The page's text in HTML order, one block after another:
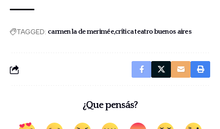
TAGGED: carmen la de meriméecrítica teatro buenos aires
¿Que pensás?